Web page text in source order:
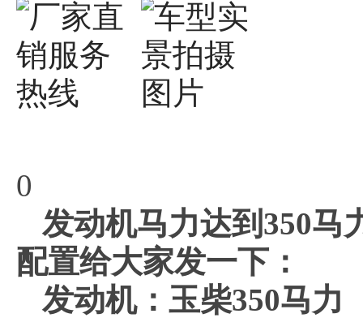
0
发动机马力达到350马
配置给大家发一下：
发动机：玉柴350马力